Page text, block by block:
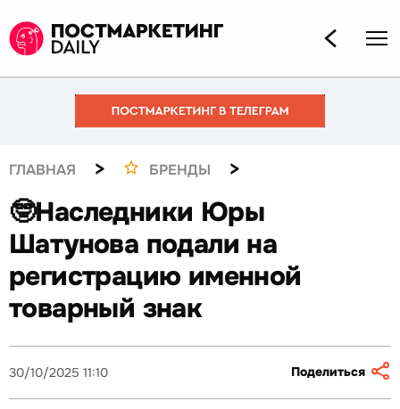
ГЛАВНАЯ > БРЕНДЫ >
🤓Наследники Юры
Шатунова подали на
регистрацию именной
товарный знак
30/10/2025 11:10 Поделиться